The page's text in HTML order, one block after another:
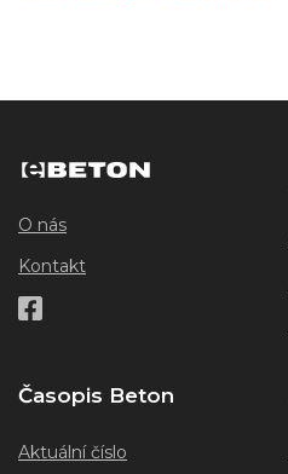
O nás
Kontakt
Časopis Beton
Aktuální číslo